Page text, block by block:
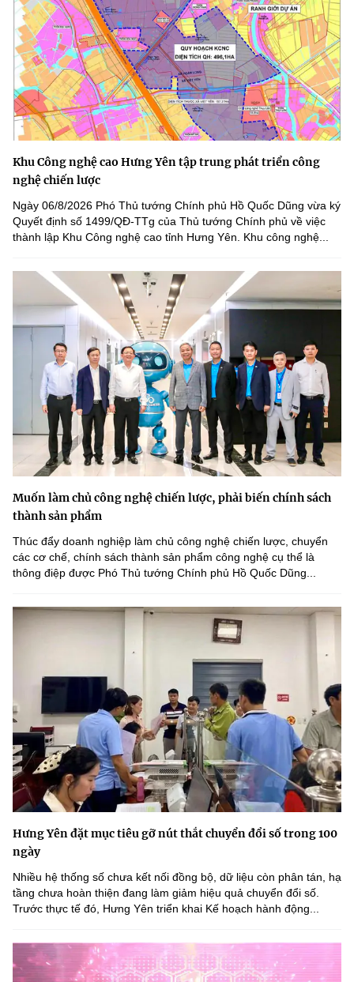
Khu Công nghệ cao Hưng Yên tập trung phát triển công
nghệ chiến lược
Ngày 06/8/2026 Phó Thủ tướng Chính phủ Hồ Quốc Dũng vừa ký
Quyết định số 1499/QĐ-TTg của Thủ tướng Chính phủ về việc
thành lập Khu Công nghệ cao tỉnh Hưng Yên. Khu công nghệ...
Muốn làm chủ công nghệ chiến lược, phải biến chính sách
thành sản phẩm
Thúc đẩy doanh nghiệp làm chủ công nghệ chiến lược, chuyển
các cơ chế, chính sách thành sản phẩm công nghệ cụ thể là
thông điệp được Phó Thủ tướng Chính phủ Hồ Quốc Dũng...
Hưng Yên đặt mục tiêu gỡ nút thắt chuyển đổi số trong 100
ngày
Nhiều hệ thống số chưa kết nối đồng bộ, dữ liệu còn phân tán, hạ
tầng chưa hoàn thiện đang làm giảm hiệu quả chuyển đổi số.
Trước thực tế đó, Hưng Yên triển khai Kế hoạch hành động...